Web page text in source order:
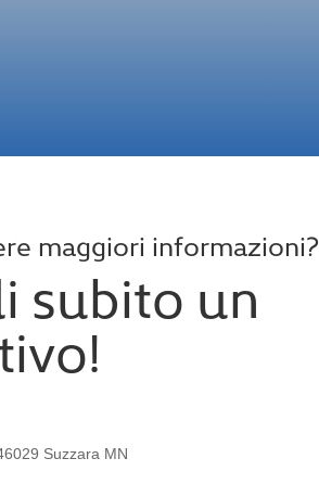
maggiori informazioni?
subito un
Suzzara MN